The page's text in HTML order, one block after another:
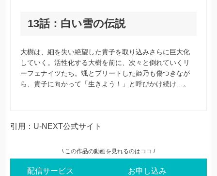
13話：白い雪の伝説
大樹は、細を失い絶望した貴子を取り込みさらに巨大化
していく。活性化する大樹を前に、次々と倒れていくリ
ーフェナイツたち。颯とプリートした姫乃も傷つきなが
ら、貴子に向かって「生きよう！」と呼びかけ続け…。
引用：U-NEXT公式サイト
\ この作品の動画を見れるのはココ /
配信サービス お申し込み